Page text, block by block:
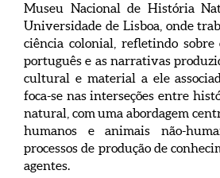
Museu Nacional de História
Universidade de Lisboa, onde
ciência colonial, refletindo sobre
português e as narrativas
cultural e material a ele
foca-se nas interseções entre
natural, com uma abordagem
humanos e animais não-
processos de produção de
agentes.